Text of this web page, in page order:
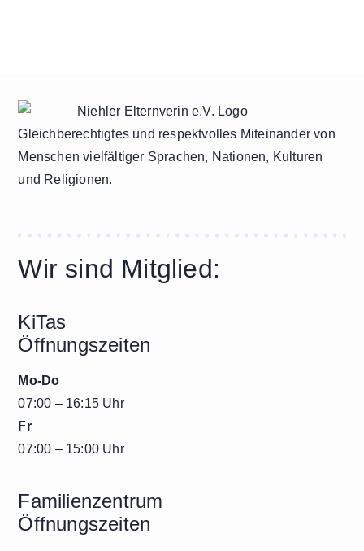
Gleichberechtigtes und respektvolles Miteinander von
Menschen vielfältiger Sprachen, Nationen, Kulturen
und Religionen.
Wir sind Mitglied:
KiTas
Öffnungszeiten
Mo-Do
07:00 – 16:15 Uhr
Fr
07:00 – 15:00 Uhr
Familienzentrum
Öffnungszeiten